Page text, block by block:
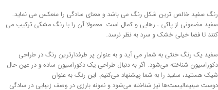
سفید خالص ترین شکل رنگ می باشد و معنای سادگی را منعکس می نماید.
مضمونی از پاکی ، رهایی و کمال است. معمولا آن را با رنگ مشکی ترکیب می
تا فضا خیلی خشک و سرد به نظر نرسد.
یک رنگ خنثی به شمار می آید و به عنوان پر طرفدارترین رنگ در طراحی
شناخته می‌شود. اگر به دنبال طراحی یک دکوراسیون ساده و در عین حال
هستید، سفید را به شما پیشنهاد می‌کنیم. این رنگ به عنوان
مینیمالیست‌ها نیز شناخته می‌شود و نمونه بارزی در وصف زیبایی در سادگی